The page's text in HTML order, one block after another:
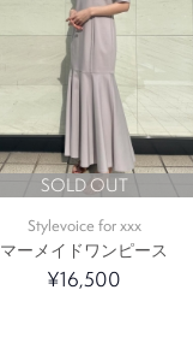
SOLD OUT
Stylevoice for xxx
マーメイドワンピース
¥16,500